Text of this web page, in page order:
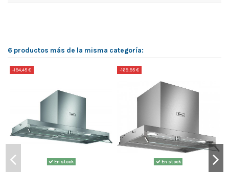
6 productos más de la misma categoría:
-194,45 €
En stock
-169,95 €
En stock